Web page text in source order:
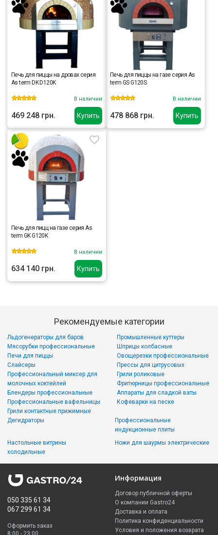
Купить
Печь для пиццы на дровах серия
As term DK D120K
В наличии
469 248 грн. Купить
Печь для пиццы на газе серия As
term GS G120S
В наличии
478 868 грн.
Купить
Печь для пицц на газе серия As
term GK G120K
В наличии
634 140 грн.
Рекомендуемые категории
Льдогенераторы для баров
Мясорубки профессиональные
Печи для пиццы
Слайсеры
Промышленные куттеры
Шприцы колбасные
Овощерезки профессиональные
Прессы для цитрусовых
Профессиональный миксер для
молочных коктейлей
Блендеры профессиональные
Профессиональные вафельницы
Грили контактные прижимные
Грили роликовые
Фритюрницы профессиональные
Аппараты для сладкой ваты
Кофеварки на песке
Дегидраторы
Настольные витрины
холодильные
Профессиональные
индукционные плиты
Ножи для шаурмы электрические
050 335 61 34
067 299 61 34
Оформить заказ
8:00 - 23:00
Информация
Договор публичной оферты
О компании Gastro24
Доставка и оплата
Политика конфиденциальности
Условия и положения возврата